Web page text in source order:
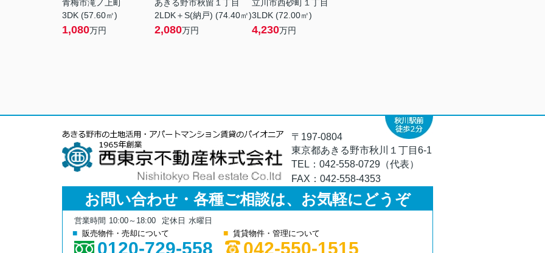
青梅市滝ノ上町
3DK (57.60㎡)
1,080万円
あきる野市秋留１丁目
2LDK＋S(納戸) (74.40㎡)
2,080万円
立川市西砂町１丁目
3LDK (72.00㎡)
4,230万円
〒197-0804
東京都あきる野市秋川１丁目6-1
TEL： 042-558-0729（代表）
FAX： 042-558-4353
お問い合わせ・各種ご相談は、お気軽にどうぞ
営業時間 10:00～18:00 定休日 水曜日
販売物件・売却について
0120-729-558
賃貸物件・管理について
042-550-1515